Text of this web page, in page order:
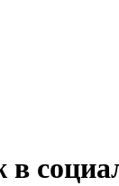
в